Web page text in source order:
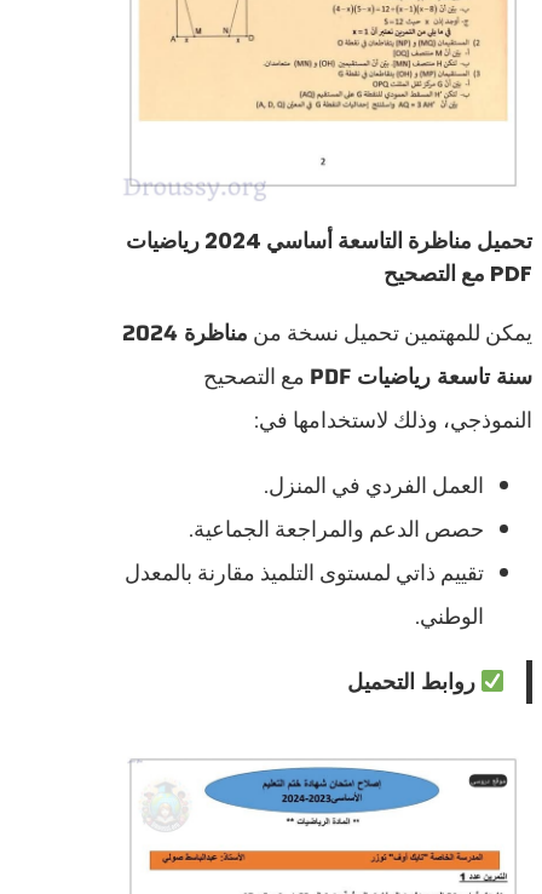
تحميل مناظرة التاسعة أساسي 2024 رياضيات
PDF مع التصحيح
يمكن للمهتمين تحميل نسخة من
مناظرة 2024
سنة تاسعة رياضيات PDF
مع التصحيح
النموذجي، وذلك لاستخدامها في:
العمل الفردي في المنزل.
حصص الدعم والمراجعة الجماعية.
تقييم ذاتي لمستوى التلميذ مقارنة بالمعدل
الوطني.
روابط التحميل